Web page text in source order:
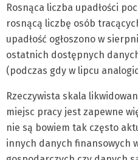
Rosnąca liczba upadłości
rosnącą liczbę osób
upadłość ogłoszono w
ostatnich dostępnych
(podczas gdy w lipcu
Rzeczywista skala
miejsc pracy jest zapewne
nie są bowiem tak często
innych danych finansowych